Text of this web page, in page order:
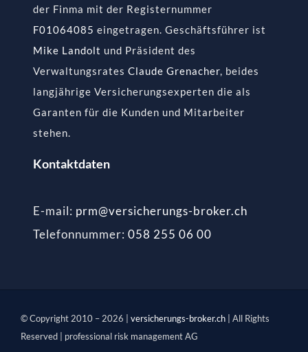
der Finma mit der Registernummer
F01064085 eingetragen. Geschäftsführer ist
Mike Landolt und Präsident des
Verwaltungsrates Claude Grenacher, beides
langjährige Versicherungsexperten die als
Garanten für die Kunden und Mitarbeiter
stehen.
Kontaktdaten
E-mail: prm@versicherungs-broker.ch
Telefonnummer: 058 255 06 00
© Copyright 2010 – 2026 | versicherungs-broker.ch
| All Rights
Reserved | professional risk management AG